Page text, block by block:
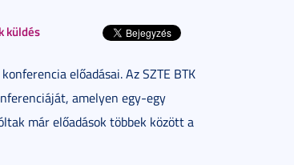
küldés
előadásai. Az SZTE BTK
amelyen egy-egy
már előadások többek között a